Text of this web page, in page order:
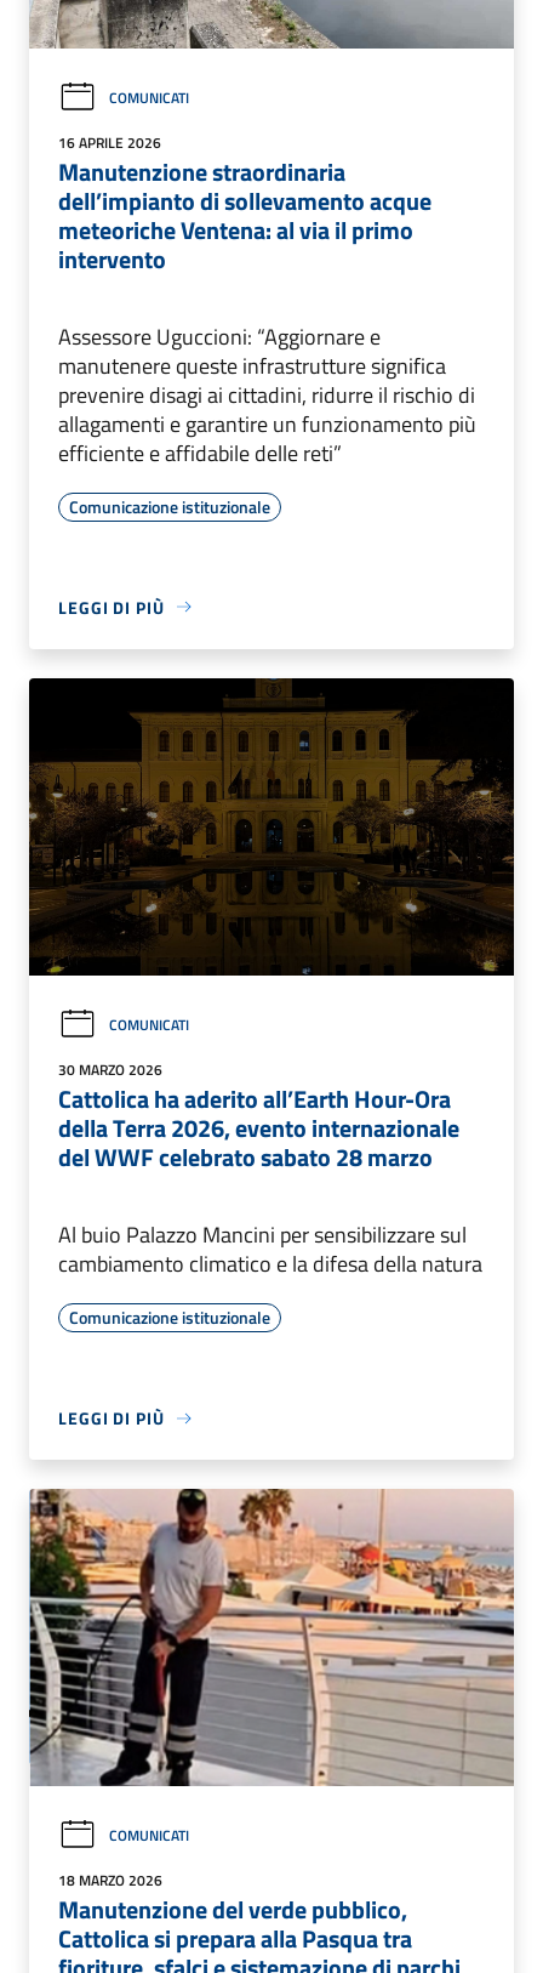
COMUNICATI
16 APRILE 2026
Manutenzione straordinaria
dell’impianto di sollevamento acque
meteoriche Ventena: al via il primo
intervento
Assessore Uguccioni: “Aggiornare e
manutenere queste infrastrutture significa
prevenire disagi ai cittadini, ridurre il rischio di
allagamenti e garantire un funzionamento più
efficiente e affidabile delle reti”
Comunicazione istituzionale
LEGGI DI PIÙ
COMUNICATI
30 MARZO 2026
Cattolica ha aderito all’Earth Hour-Ora
della Terra 2026, evento internazionale
del WWF celebrato sabato 28 marzo
Al buio Palazzo Mancini per sensibilizzare sul
cambiamento climatico e la difesa della natura
Comunicazione istituzionale
LEGGI DI PIÙ
COMUNICATI
18 MARZO 2026
Manutenzione del verde pubblico,
Cattolica si prepara alla Pasqua tra